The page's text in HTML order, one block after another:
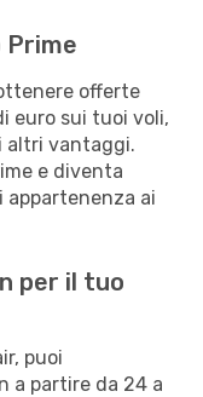
Prime
offerte
euro sui tuoi voli,
altri vantaggi.
e diventa
appartenenza ai
per il tuo
puoi
a partire da 24 a